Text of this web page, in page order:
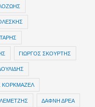
ΓΙΩΡΓΟΣ ΣΚΟΥΡΤΗΣ
ΚΟΡΚΜΑΖΕΛ
ΔΑΦΝΗ ΔΡΕΑ